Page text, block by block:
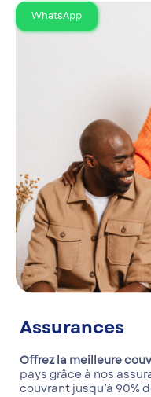
Assurances
Offrez la meilleure
pays grâce à nos
couvrant jusqu’à 90%
WhatsApp